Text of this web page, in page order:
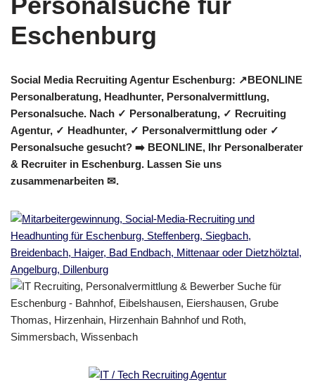
Social Media Recruiting Agentur Eschenburg: ↗️BEONLINE
Personalberatung, Headhunter, Personalvermittlung,
Personalsuche. Nach ✓ Personalberatung, ✓ Recruiting
Agentur, ✓ Headhunter, ✓ Personalvermittlung oder ✓
Personalsuche gesucht? ➡️ BEONLINE, Ihr Personalberater
& Recruiter in Eschenburg. Lassen Sie uns
zusammenarbeiten ✉.